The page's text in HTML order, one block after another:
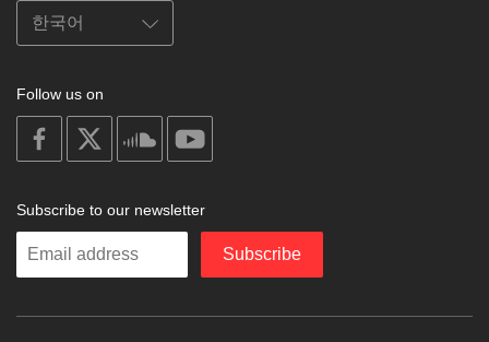
Follow us on
on
facebook
soundcloud
Subscribe to our newsletter
Enter
Subscribe